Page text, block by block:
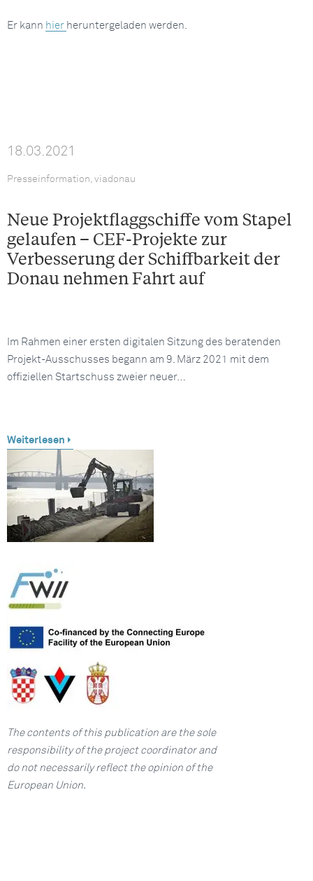
Er kann hier heruntergeladen werden.
18.03.2021
Presseinformation, viadonau
Neue Projektflaggschiffe vom Stapel
gelaufen – CEF-Projekte zur
Verbesserung der Schiffbarkeit der
Donau nehmen Fahrt auf
Im Rahmen einer ersten digitalen Sitzung des beratenden
Projekt-Ausschusses begann am 9. März 2021 mit dem
offiziellen Startschuss zweier neuer…
Weiterlesen
The contents of this publication are the sole
responsibilityof the project coordinator and
do not necessarily reflect the opinion of the
European Union.